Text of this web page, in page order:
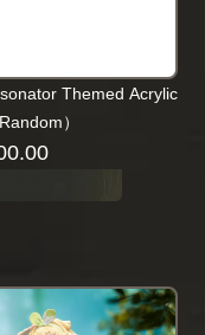
Themed Acrylic
）